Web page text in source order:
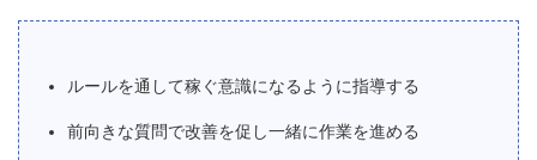
ルールを通して稼ぐ意識になるように指導する
前向きな質問で改善を促し一緒に作業を進める